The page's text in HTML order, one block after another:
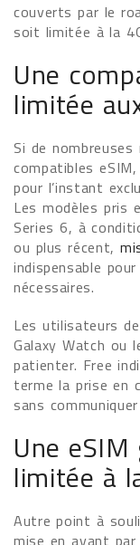
couverts par le
soit limitée à la
Une
limitée
Si de
compatibles
pour l’instant
Les modèles pris
Series 6, à
ou plus récent,
indispensable
nécessaires.
Les utilisateurs
Galaxy Watch ou
patienter. Free
terme la prise en
sans
Une
limitée à
Autre point à